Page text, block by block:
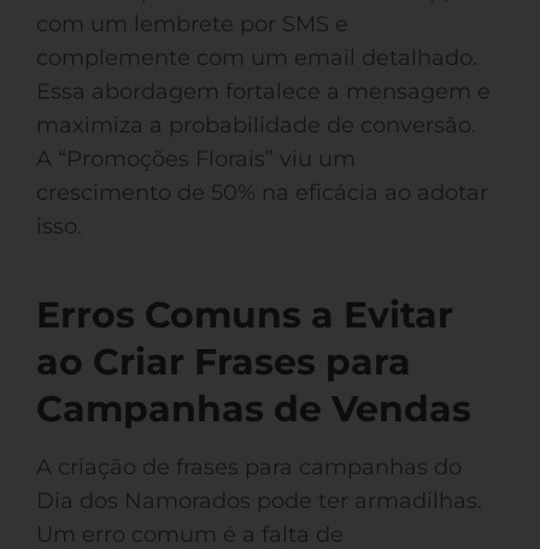
com um lembrete por SMS e
complemente com um email detalhado.
Essa abordagem fortalece a mensagem e
maximiza a probabilidade de conversão.
A “Promoções Florais” viu um
crescimento de 50% na eficácia ao adotar
isso.
Erros Comuns a Evitar
ao Criar Frases para
Campanhas de Vendas
A criação de frases para campanhas do
Dia dos Namorados pode ter armadilhas.
Um erro comum é a falta de